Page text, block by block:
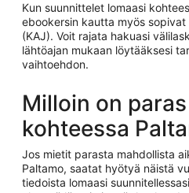
Kun suunnittelet lomaasi
ebookersin kautta myös
(KAJ). Voit rajata hakuasi
lähtöajan mukaan löytääksesi
vaihtoehdon.
Milloin on
kohteessa
Jos mietit parasta mahdollista
Paltamo, saatat hyötyä näistä
tiedoista lomaasi